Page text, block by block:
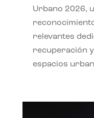
Urbano 2026,
relevantes
recuperación
espacios